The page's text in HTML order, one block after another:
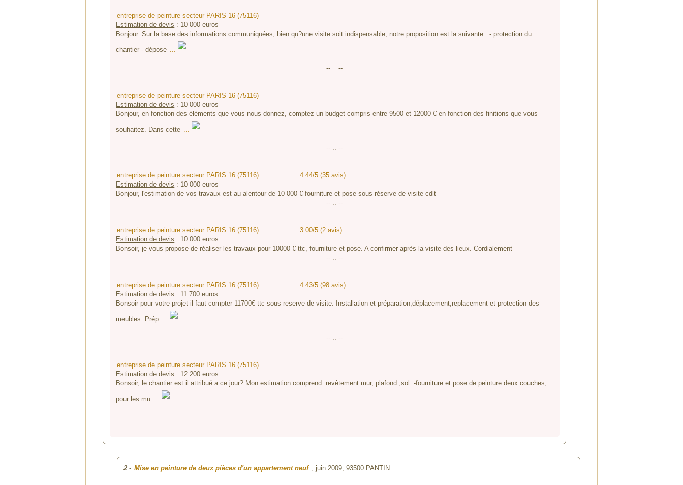
entreprise de peinture secteur PARIS 16 (75116)
Estimation de devis : 10 000 euros
Bonjour. Sur la base des informations communiquées, bien qu?une visite soit indispensable, notre proposition est la suivante : - protection du
chantier - dépose ...
-- .. --
entreprise de peinture secteur PARIS 16 (75116)
Estimation de devis : 10 000 euros
Bonjour, en fonction des éléments que vous nous donnez, comptez un budget compris entre 9500 et 12000 € en fonction des finitions que vous
souhaitez. Dans cette ...
-- .. --
entreprise de peinture secteur PARIS 16 (75116) :
4.44/5 (35 avis)
Estimation de devis : 10 000 euros
Bonjour, l'estimation de vos travaux est au alentour de 10 000 € fourniture et pose sous réserve de visite cdlt
-- .. --
entreprise de peinture secteur PARIS 16 (75116) :
3.00/5 (2 avis)
Estimation de devis : 10 000 euros
Bonsoir, je vous propose de réaliser les travaux pour 10000 € ttc, fourniture et pose. A confirmer après la visite des lieux. Cordialement
-- .. --
entreprise de peinture secteur PARIS 16 (75116) :
4.43/5 (98 avis)
Estimation de devis : 11 700 euros
Bonsoir pour votre projet il faut compter 11700€ ttc sous reserve de visite. Installation et préparation,déplacement,replacement et protection des
meubles. Prép ...
-- .. --
entreprise de peinture secteur PARIS 16 (75116)
Estimation de devis : 12 200 euros
Bonsoir, le chantier est il attribué a ce jour? Mon estimation comprend: revêtement mur, plafond ,sol. -fourniture et pose de peinture deux couches,
pour les mu ...
2 - Mise en peinture de deux pièces d'un appartement neuf , juin 2009,93500 PANTIN